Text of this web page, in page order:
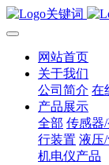
网站首页
关于我们
公司简介 在
产品展示
全部 传感器
行装置 液压
机电仪产品